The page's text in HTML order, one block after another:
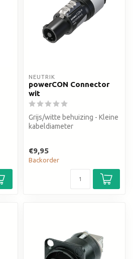
NEUTRIK
powerCON Connector
wit
Grijs/witte behuizing - Kleine
kabeldiameter
€9,95
Backorder